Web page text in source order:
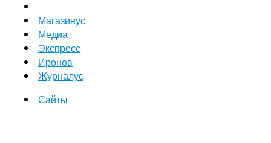
Магазинус
Медиа
Экспресс
Иронов
Журналус
Сайты